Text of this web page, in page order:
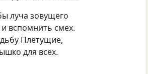
луча зовущего
вспомнить смех.
Плетущие,
для всех.